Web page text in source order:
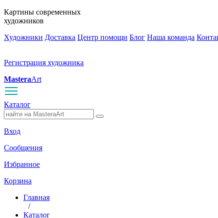
Картины современных
художников
Художники Доставка Центр помощи Блог Наша команда
Регистрация художника
MasteraArt
Каталог
Вход
Сообщения
Избранное
Корзина
Главная
/
Каталог